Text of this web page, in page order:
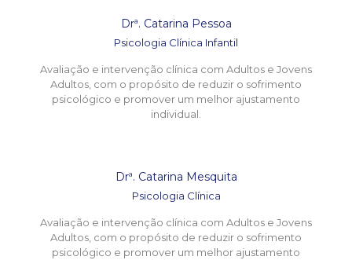
Drª. Catarina Pessoa
Psicologia Clínica Infantil
Avaliação e intervenção clínica com Adultos e Jovens
Adultos, com o propósito de reduzir o sofrimento
psicológico e promover um melhor ajustamento
individual.
Drª. Catarina Mesquita
Psicologia Clínica
Avaliação e intervenção clínica com Adultos e Jovens
Adultos, com o propósito de reduzir o sofrimento
psicológico e promover um melhor ajustamento